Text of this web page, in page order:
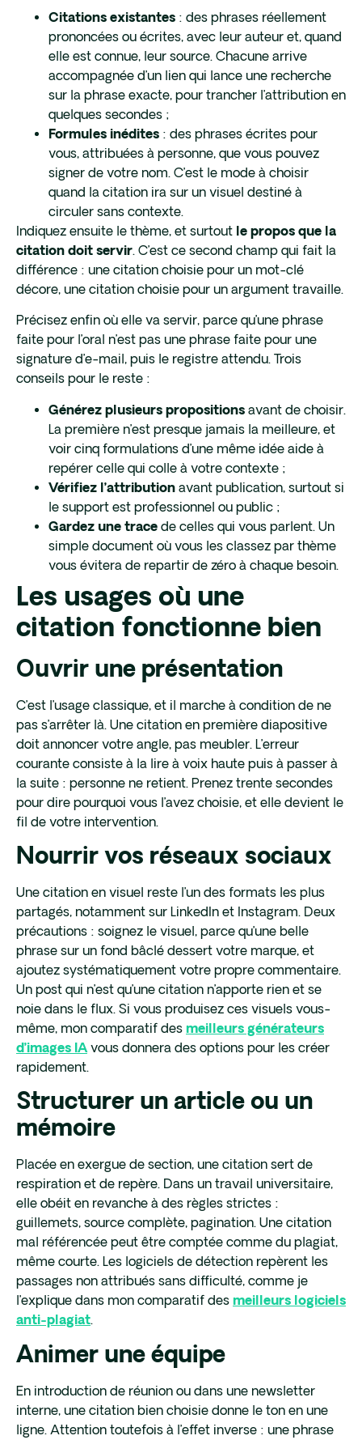
Citations existantes : des phrases réellement
prononcées ou écrites, avec leur auteur et, quand
elle est connue, leur source. Chacune arrive
accompagnée d’un lien qui lance une recherche
sur la phrase exacte, pour trancher l’attribution en
quelques secondes ;
Formules inédites : des phrases écrites pour
vous, attribuées à personne, que vous pouvez
signer de votre nom. C’est le mode à choisir
quand la citation ira sur un visuel destiné à
circuler sans contexte.
Indiquez ensuite le thème, et surtout le propos que la
citation doit servir. C’est ce second champ qui fait la
différence : une citation choisie pour un mot-clé
décore, une citation choisie pour un argument travaille.
Précisez enfin où elle va servir, parce qu’une phrase
faite pour l’oral n’est pas une phrase faite pour une
signature d’e-mail, puis le registre attendu. Trois
conseils pour le reste :
Générez plusieurs propositions avant de choisir.
La première n’est presque jamais la meilleure, et
voir cinq formulations d’une même idée aide à
repérer celle qui colle à votre contexte ;
Vérifiez l’attribution avant publication, surtout si
le support est professionnel ou public ;
Gardez une trace de celles qui vous parlent. Un
simple document où vous les classez par thème
vous évitera de repartir de zéro à chaque besoin.
Les usages où une
citation fonctionne bien
Ouvrir une présentation
C’est l’usage classique, et il marche à condition de ne
pas s’arrêter là. Une citation en première diapositive
doit annoncer votre angle, pas meubler. L’erreur
courante consiste à la lire à voix haute puis à passer à
la suite : personne ne retient. Prenez trente secondes
pour dire pourquoi vous l’avez choisie, et elle devient le
fil de votre intervention.
Nourrir vos réseaux sociaux
Une citation en visuel reste l’un des formats les plus
partagés, notamment sur LinkedIn et Instagram. Deux
précautions : soignez le visuel, parce qu’une belle
phrase sur un fond bâclé dessert votre marque, et
ajoutez systématiquement votre propre commentaire.
Un post qui n’est qu’une citation n’apporte rien et se
noie dans le flux. Si vous produisez ces visuels vous-
même, mon comparatif des meilleurs générateurs
d’images IAvous donnera des options pour les créer
rapidement.
Structurer un article ou un
mémoire
Placée en exergue de section, une citation sert de
respiration et de repère. Dans un travail universitaire,
elle obéit en revanche à des règles strictes :
guillemets, source complète, pagination. Une citation
mal référencée peut être comptée comme du plagiat,
même courte. Les logiciels de détection repèrent les
passages non attribués sans difficulté, comme je
l’explique dans mon comparatif des meilleurs logiciels
anti-plagiat.
Animer une équipe
En introduction de réunion ou dans une newsletter
interne, une citation bien choisie donne le ton en une
ligne. Attention toutefois à l’effet inverse : une phrase